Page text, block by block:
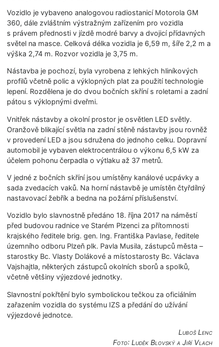
Vozidlo je vybaveno analogovou radiostanicí Motorola GM
360, dále zvláštním výstražným zařízením pro vozidla
s právem přednosti v jízdě modré barvy a dvojicí přídavných
světel na masce. Celková délka vozidla je 6,59 m, šíře 2,2 m a
výška 2,74 m. Rozvor vozidla je 3,75 m.
Nástavba je pochozí, byla vyrobena z lehkých hliníkových
profilů včetně polic a výklopných plat za použití technologie
lepení. Rozdělena je do dvou bočních skříní s roletami a zadní
pátou s výklopnými dveřmi.
Vnitřek nástavby a okolní prostor je osvětlen LED světly.
Oranžově blikající světla na zadní stěně nástavby jsou rovněž
v provedení LED a jsou sdružena do jednoho celku. Dopravní
automobil je vybaven elektrocentrálou o výkonu 6,5 kW za
účelem pohonu čerpadla o výtlaku až 37 metrů.
V jedné z bočních skříní jsou umístěny kanálové ucpávky a
sada zvedacích vaků. Na horní nástavbě je umístěn čtyřdílný
nastavovací žebřík a bedna na požární příslušenství.
Vozidlo bylo slavnostně předáno 18. října 2017 na náměstí
před budovou radnice ve Starém Plzenci za přítomnosti
krajského ředitele brig. gen. Ing. Františka Pavlase, ředitele
územního odboru Plzeň plk. Pavla Musila, zástupců města –
starostky Bc. Vlasty Dolákové a místostarosty Bc. Václava
Vajshajtla, některých zástupců okolních sborů a spolků,
včetně většiny výjezdové jednotky.
Slavnostní pokřtění bylo symbolickou tečkou za oficiálním
zařazením vozidla do systému IZS a předání do užívání
výjezdové jednotce.
Luboš Lenc
Foto: Luděk Blovský a Jiří Vlach